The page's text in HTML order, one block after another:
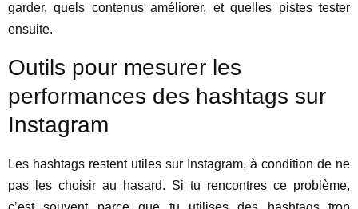
garder, quels contenus améliorer, et quelles pistes tester
ensuite.
Outils pour mesurer les
performances des hashtags sur
Instagram
Les hashtags restent utiles sur Instagram, à condition de ne
pas les choisir au hasard. Si tu rencontres ce problème,